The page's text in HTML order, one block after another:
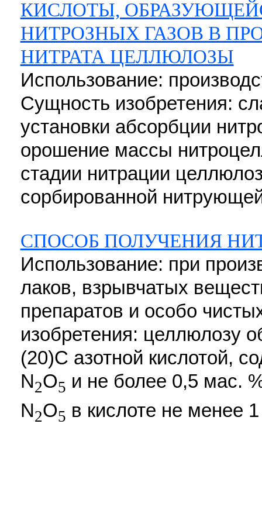
КИСЛОТЫ,
НИТРОЗНЫХ ГАЗОВ В
НИТРАТА ЦЕЛЛЮЛОЗЫ
Использование:
Сущность изобретения:
установки абсорбции
орошение массы
стадии нитрации
сорбированной
СПОСОБ ПОЛУЧЕНИЯ
Использование: при
лаков, взрывчатых
препаратов и особо
изобретения: целлюлозу
(20)С азотной кислотой,
N2O5 и не более 0,5 мас.
N2O5 в кислоте не менее